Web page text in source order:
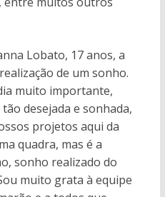
Lobato, 17 anos, a
de um sonho.
muito importante,
desejada e sonhada,
projetos aqui da
quadra, mas é a
sonho realizado do
muito grata à equipe